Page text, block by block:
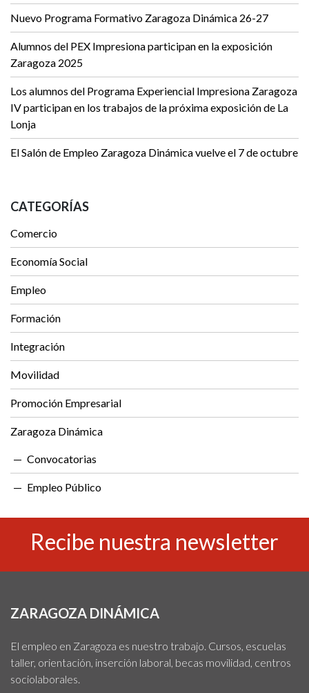
Nuevo Programa Formativo Zaragoza Dinámica 26-27
Alumnos del PEX Impresiona participan en la exposición
Zaragoza 2025
Los alumnos del Programa Experiencial Impresiona Zaragoza
IV participan en los trabajos de la próxima exposición de La
Lonja
El Salón de Empleo Zaragoza Dinámica vuelve el 7 de octubre
CATEGORÍAS
Comercio
Economía Social
Empleo
Formación
Integración
Movilidad
Promoción Empresarial
Zaragoza Dinámica
Convocatorias
Empleo Público
Recibe nuestra newsletter
ZARAGOZA DINÁMICA
El empleo en Zaragoza es nuestro trabajo. Cursos, escuelas
taller, orientación, inserción laboral, becas movilidad, centros
sociolaborales.